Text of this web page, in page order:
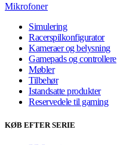
Mikrofoner
Simulering
Racerspilkonfigurator
Kameraer og belysning
Gamepads og controllere
Møbler
Tilbehør
Istandsatte produkter
Reservedele til gaming
KØB EFTER SERIE